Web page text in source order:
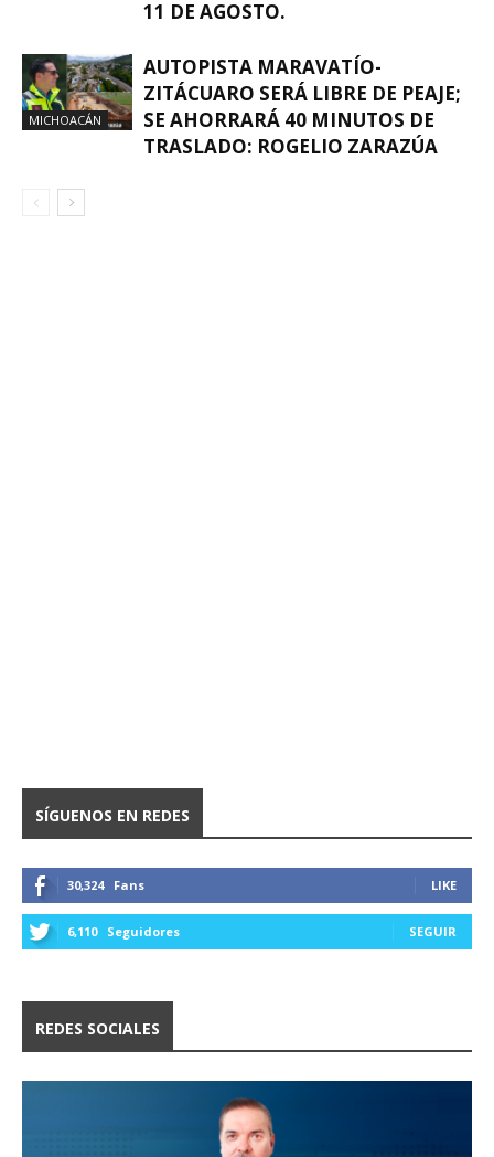
11 DE AGOSTO.
MICHOACÁN
AUTOPISTA MARAVATÍO-
ZITÁCUARO SERÁ LIBRE DE PEAJE;
SE AHORRARÁ 40 MINUTOS DE
TRASLADO: ROGELIO ZARAZÚA
SÍGUENOS EN REDES
30,324 Fans LIKE
6,110 Seguidores SEGUIR
REDES SOCIALES